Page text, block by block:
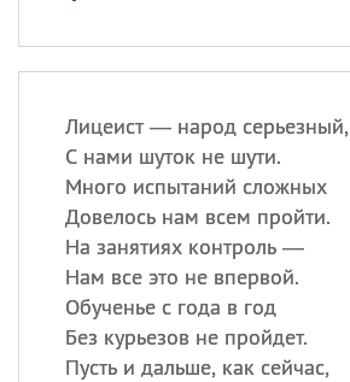
Лицеист — народ серьезный,
С нами шуток не шути.
Много испытаний сложных
Довелось нам всем пройти.
На занятиях контроль —
Нам все это не впервой.
Обученье с года в год
Без курьезов не пройдет.
Пусть и дальше, как сейчас,